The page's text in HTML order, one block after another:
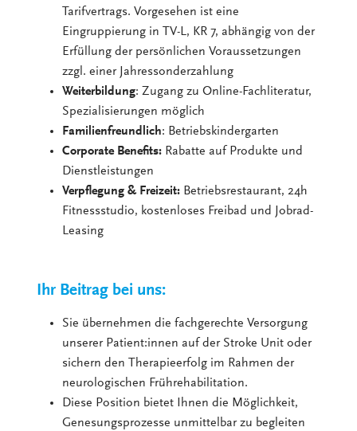
Tarifvertrags. Vorgesehen ist eine
Eingruppierung in TV-L, KR 7, abhängig von der
Erfüllung der persönlichen Voraussetzungen
zzgl. einer Jahressonderzahlung
Weiterbildung: Zugang zu Online-Fachliteratur,
Spezialisierungen möglich
Familienfreundlich: Betriebskindergarten
Corporate Benefits: Rabatte auf Produkte und
Dienstleistungen
Verpflegung & Freizeit: Betriebsrestaurant, 24h
Fitnessstudio, kostenloses Freibad und Jobrad-
Leasing
Ihr Beitrag bei uns:
Sie übernehmen die fachgerechte Versorgung
unserer Patient:innen auf der Stroke Unit oder
sichern den Therapieerfolg im Rahmen der
neurologischen Frührehabilitation.
Diese Position bietet Ihnen die Möglichkeit,
Genesungsprozesse unmittelbar zu begleiten